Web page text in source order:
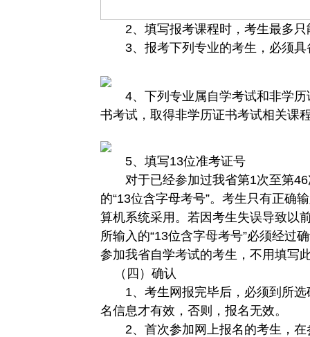
2、填写报考课程时，考生最多只
3、报考下列专业的考生，必须具
4、下列专业属自学考试和非学历
书考试，取得非学历证书考试相关课
5、填写13位准考证号
对于已经参加过我省第1次至第46
的“13位含字母考号”。考生只有正确
算机系统采用。若因考生失误导致以
所输入的“13位含字母考号”必须经过
参加我省自学考试的考生，不用填写
（四）确认
1、考生网报完毕后，必须到所选
名信息才有效，否则，报名无效。
2、首次参加网上报名的考生，在